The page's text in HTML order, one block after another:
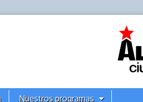
Nuestros programas